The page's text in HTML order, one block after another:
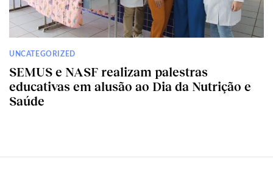
UNCATEGORIZED
SEMUS e NASF realizam palestras
educativas em alusão ao Dia da Nutrição e
Saúde